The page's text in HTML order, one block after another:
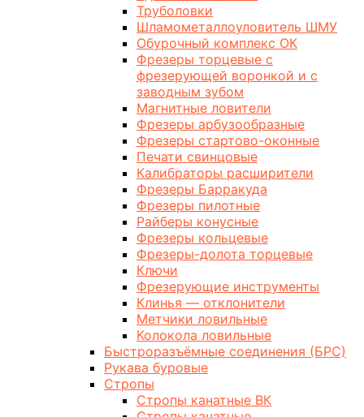
Труболовки
Шламометаллоуловитель ШМУ
Обурочный комплекс ОК
Фрезеры торцевые с
фрезерующей воронкой и с
заводным зубом
Магнитные ловители
Фрезеры арбузообразные
Фрезеры стартово-оконные
Печати свинцовые
Калибраторы расширители
Фрезеры Барракуда
Фрезеры пилотные
Райберы конусные
Фрезеры кольцевые
Фрезеры-долота торцевые
Ключи
Фрезерующие инструменты
Клинья — отклонители
Метчики ловильные
Колокола ловильные
Быстроразъёмные соединения (БРС)
Рукава буровые
Стропы
Стропы канатные ВК